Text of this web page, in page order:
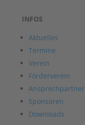
INFOS
Aktuelles
Termine
Verein
Förderverein
Ansprechpartner
Sponsoren
Downloads